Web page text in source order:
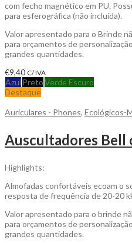
com fecho magnético em PU.
para esferográfica (não incluída).
Valor apresentado para o Brinde
para orçamentos de
grandes quantidades.
€9,40 C/ IVA
Azul PretoVerde Escuro
Destaque
Auriculares - Phones, Ecológicos-
Highlights:
Almofadas confortáveis ecoam o
resposta de frequência de 20-20
Valor apresentado para o brinde
para orçamentos de
grandes quantidades.